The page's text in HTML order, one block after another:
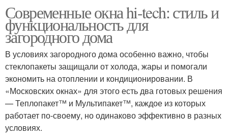
Современные окна hi-tech: стиль и
функциональность для
загородного дома
В условиях загородного дома особенно важно, чтобы
стеклопакеты защищали от холода, жары и помогали
экономить на отоплении и кондиционировании. В
«Московских окнах» для этого есть два готовых решения
— Теплопакет™ и Мультипакет™, каждое из которых
работает по-своему, но одинаково эффективно в разных
условиях.